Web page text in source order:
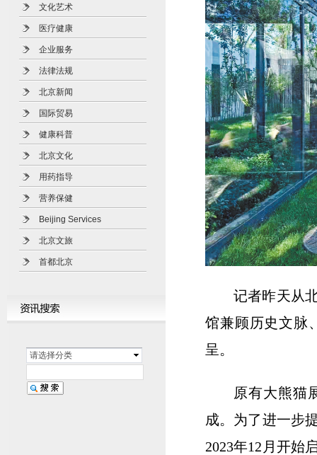
文化艺术
医疗健康
企业服务
法律法规
北京新闻
国际贸易
健康科普
北京文化
用药指导
营养保健
Beijing Services
北京文旅
首都北京
请选择分类
记者昨天从
馆兼顾历史文脉
呈。
原有大熊猫
成。为了进一步
2023年12月开始